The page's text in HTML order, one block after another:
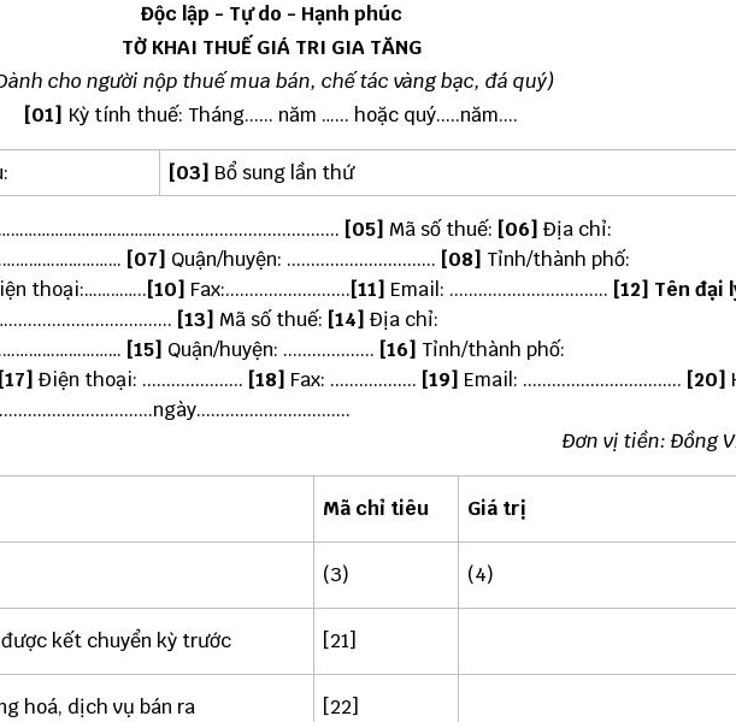
Độc lập - Tự do - Hạnh phúc
TỜ KHAI THUẾ GIÁ TRI GIA TĂNG
cho người nộp thuế mua bán, chế tác vàng bạc, đá quý)
[01] Kỳ tính thuế: Tháng...... năm …... hoặc quý.....năm....
[03] Bổ sung lần thứ
[05] Mã số thuế: [06] Địa chỉ:
[07] Quận/huyện: ............................... [08] Tỉnh/thành phố:
thoại:…………..[10] Fax:..........................[11] Email: ................................. [12] Tên đại
[13] Mã số thuế: [14] Địa chỉ:
[15] Quận/huyện: ................... [16] Tỉnh/thành phố:
[17] Điện thoại: ..................... [18] Fax: .................. [19] Email: ................................. [20]
Đơn vị tiền:Đồng
Mã chỉ tiêu Giá trị
(3) (4)
kết chuyển kỳ trước [21]
hoá, dịch vụ bán ra [22]